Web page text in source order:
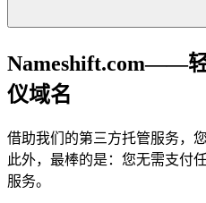
Nameshift.com——
仪域名
借助我们的第三方托管服务，
此外，最棒的是：您无需支付
服务。